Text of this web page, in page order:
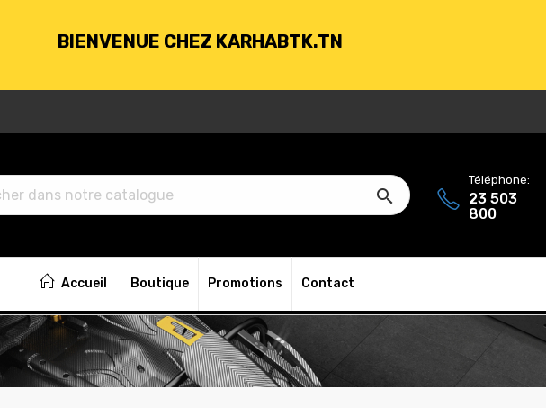
BIENVENUE CHEZ KARHABTK.TN
GRATUITE À PARTIR DE 250DT D'ACHATS
BIENVENUE CHEZ KARHABTK.TN
GRATUITE À PARTIR DE 250DT D'ACHATS

Téléphone:
23 503
800
Accueil Boutique Promotions Contact